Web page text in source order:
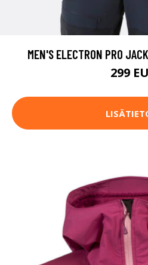
MEN'S ELECTRON PRO
299